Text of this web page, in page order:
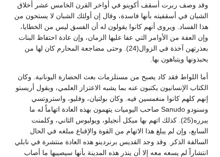
وقد وصف ربرت أسقف أكوينو في أواخر القرن الخامس عشر أخلاق
الشبان في أسقفيته بأنها فاسدة، وقال إن أولئك الشبان لا يستحون من
هذا الفساد. ويروى أنهم كانوا يقولون له أن الفسق ليس من الخطايا،
وإن العفة من الأوامر التي عفا عليها الزمان، وإن عادة احتفاظ البنات
بعذرتهن آخذة في الزوال(24). وحتى مضاجعة المحارم كان لها من
يحبذونها ويتباهون بها.
أما اللواط فقد كاد يصبح من مستلزمات بعث الحضارة اليونانية. وكان
الكتاب الإنسانيون يكتبون عنه بما يشبه الاعتزاز العلمي، ويقول أريستو
إنهم كلهم كانوا منغمسين فيه. وكان بولتيان، وفليو، واستروتسي
وسنودو Sanudo صاحب اليوميات يتهمون بهذه العادة اتهاماً له ما
يبرره(25). كذلك اتهم بها ميكل أنجيلو، ويوليوس الثاني، وكلمنت
السابع، وإن لم يبلغ هذا الاتهام من القوة والإقناع مبلغه في الحال
السالفة الذكر. وقد وجد القديس برنردينو هذه العادة منتشرة في نابلي
انتشاراً لم يسعه معه إلا أن ينذر هذه المدينة بأنها سيصيبها ما أصاب